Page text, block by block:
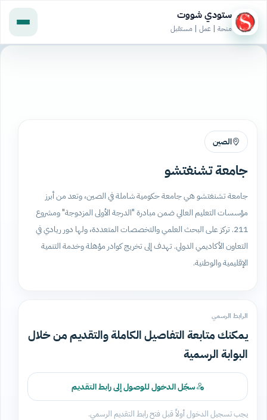
ستودي شووت
منحة | عمل | مستقبل
الصين
جامعة تشنغتشو
جامعة تشنغتشو هي جامعة حكومية شاملة في الصين، وتعد من أبرز
مؤسسات التعليم العالي ضمن مبادرة "الدرجة الأولى المزدوجة" ومشروع
211. تركز على البحث العلمي والتخصصات المتعددة، ولها دور ريادي في
التعاون الأكاديمي الدولي. تهدف إلى تخريج كوادر مؤهلة وخدمة التنمية
الإقليمية والوطنية.
الرابط الرسمي
يمكنك متابعة التفاصيل الكاملة والتقديم من خلال
البوابة الرسمية
سجّل الدخول للوصول إلى رابط التقديم
يجب تسجيل الدخول أولاً قبل فتح رابط التقديم الرسمي.